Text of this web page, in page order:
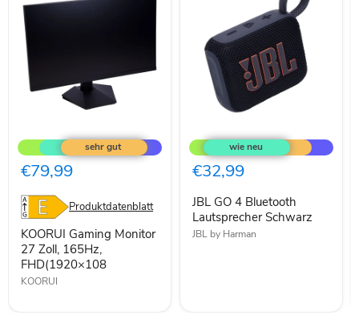
Gaming
Monitor
27
Zoll,
165Hz,
FHD(1920×108
€79,99
Produktdatenblatt
KOORUI Gaming Monitor
27 Zoll, 165Hz,
FHD(1920×108
KOORUI
GO
4
Bluetooth
Lautsprecher
€32,99
JBL GO 4 Bluetooth
Lautsprecher Schwarz
JBL by Harman